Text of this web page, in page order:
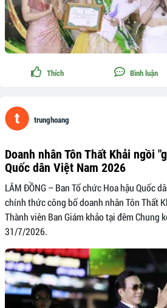
Thích Bình luận
trunghoang
Doanh nhân Tôn Thất Khải ngồi
Quốc dân Việt Nam 2026
LÂM ĐỒNG – Ban Tổ chức Hoa hậu Quốc
chính thức công bố doanh nhân Tôn Thất
Thành viên Ban Giám khảo tại đêm Chung
31/7/2026.